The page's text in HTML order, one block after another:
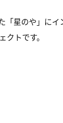
星のや」に
トです。